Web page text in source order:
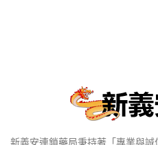
新義安連鎖藥局秉持著「專業與